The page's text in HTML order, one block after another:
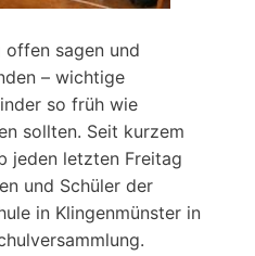
offen sagen und
– wichtige
so früh wie
sollten. Seit kurzem
jeden letzten Freitag
und Schüler der
in Klingenmünster in